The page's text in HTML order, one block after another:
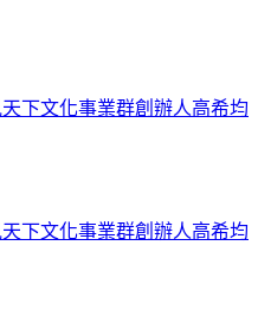
下文化事業群創辦人高希均
下文化事業群創辦人高希均